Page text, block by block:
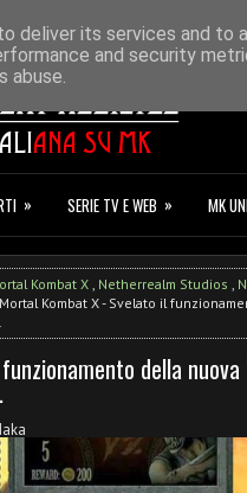
DONAZIONI F.A.Q.
» SERIE TV E WEB » MK
Kombat X , Netherrealm Studios ,
Kombat X - Svelato il
della
deliver its services and to
and security
abuse.